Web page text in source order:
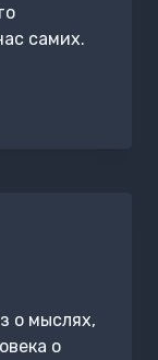
самих.
о мыслях,
о